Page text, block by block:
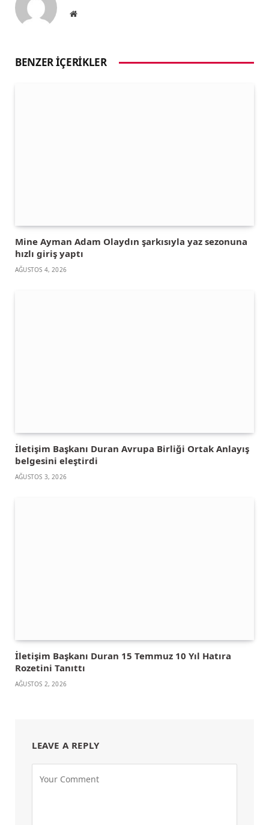
Website
BENZER İÇERIKLER
Mine Ayman Adam Olaydın şarkısıyla yaz sezonuna
hızlı giriş yaptı
AĞUSTOS 4, 2026
İletişim Başkanı Duran Avrupa Birliği Ortak Anlayış
belgesini eleştirdi
AĞUSTOS 3, 2026
İletişim Başkanı Duran 15 Temmuz 10 Yıl Hatıra
Rozetini Tanıttı
AĞUSTOS 2, 2026
LEAVE A REPLY